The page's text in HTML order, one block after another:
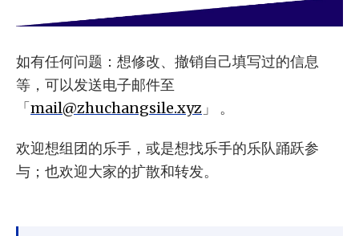
如有任何问题：想修改、撤销自己填写过的信息
等，可以发送电子邮件至
「mail@zhuchangsile.xyz 」 。
欢迎想组团的乐手，或是想找乐手的乐队踊跃参
与；也欢迎大家的扩散和转发。